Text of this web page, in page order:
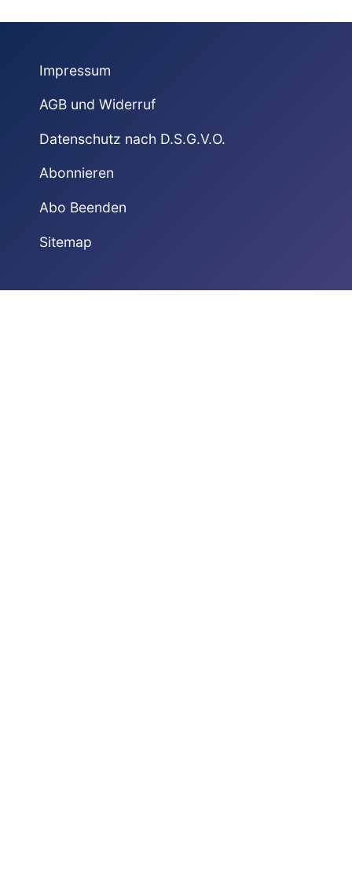
Impressum
AGB und Widerruf
Datenschutz nach D.S.G.V.O.
Abonnieren
Abo Beenden
Sitemap